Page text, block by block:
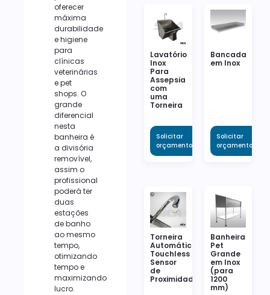
oferecer
máxima
durabilidade
e higiene
para
clínicas
veterinárias
e pet
shops. O
grande
diferencial
nesta
banheira é
a divisória
removível,
assim o
profissional
poderá ter
duas
estações
de banho
ao mesmo
tempo,
otimizando
tempo e
maximizando
lucro.
Lavatório
Inox
Para
Assepsia
com
uma
Torneira
Solicitar
orçamento
Bancada
em Inox
Solicitar
orçamento
Torneira
Automática
Touchless
Sensor
de
Proximidade
Banheira
Pet
Grande
em Inox
(para
1200
mm)